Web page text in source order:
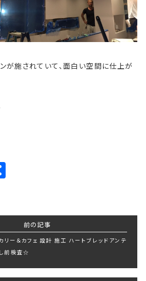
が施されていて、面白い空間に仕上が
Share
前の記事
ー＆カフェ 設計 施工 ハートブレッドアンテ
前検査☆